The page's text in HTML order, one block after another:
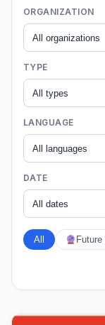
ORGANIZATION
TYPE
LANGUAGE
DATE
All